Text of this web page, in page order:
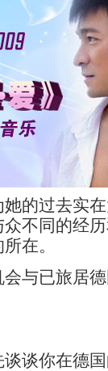
的过去实在
不同的经
在。
已旅居德
你在德国